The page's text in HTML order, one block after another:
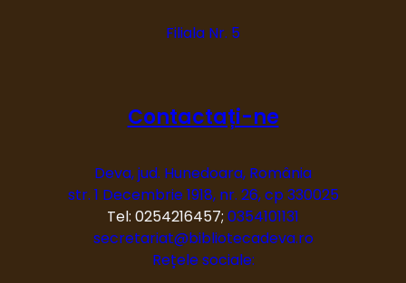
Filiala Nr. 5
Contactați-ne
Deva, jud. Hunedoara, România
str. 1 Decembrie 1918, nr. 26, cp 330025
Tel: 0254216457; 0354101131
secretariat@bibliotecadeva.ro
Rețele sociale: